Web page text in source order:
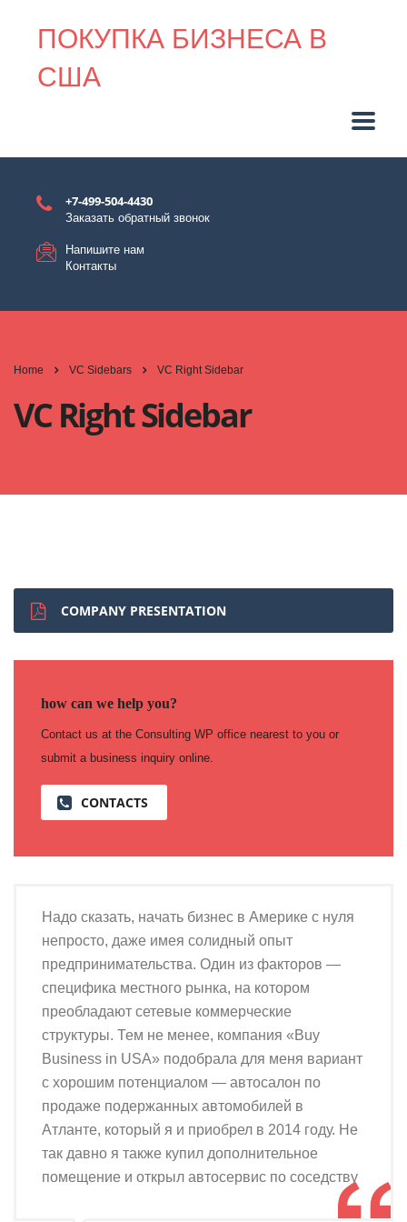
ПОКУПКА БИЗНЕСА В
США
+7-499-504-4430
Заказать обратный звонок
Напишите нам
Контакты
Home VC Sidebars VC Right Sidebar
VC Right Sidebar
COMPANY PRESENTATION
how can we help you?
Contact us at the Consulting WP office nearest to you or
submit a business inquiry online.
CONTACTS
Надо сказать, начать бизнес в Америке с нуля
непросто, даже имея солидный опыт
предпринимательства. Один из факторов —
специфика местного рынка, на котором
преобладают сетевые коммерческие
структуры. Тем не менее, компания «Buy
Business in USA» подобрала для меня вариант
с хорошим потенциалом — автосалон по
продаже подержанных автомобилей в
Атланте, который я и приобрел в 2014 году. Не
так давно я также купил дополнительное
помещение и открыл автосервис по соседству